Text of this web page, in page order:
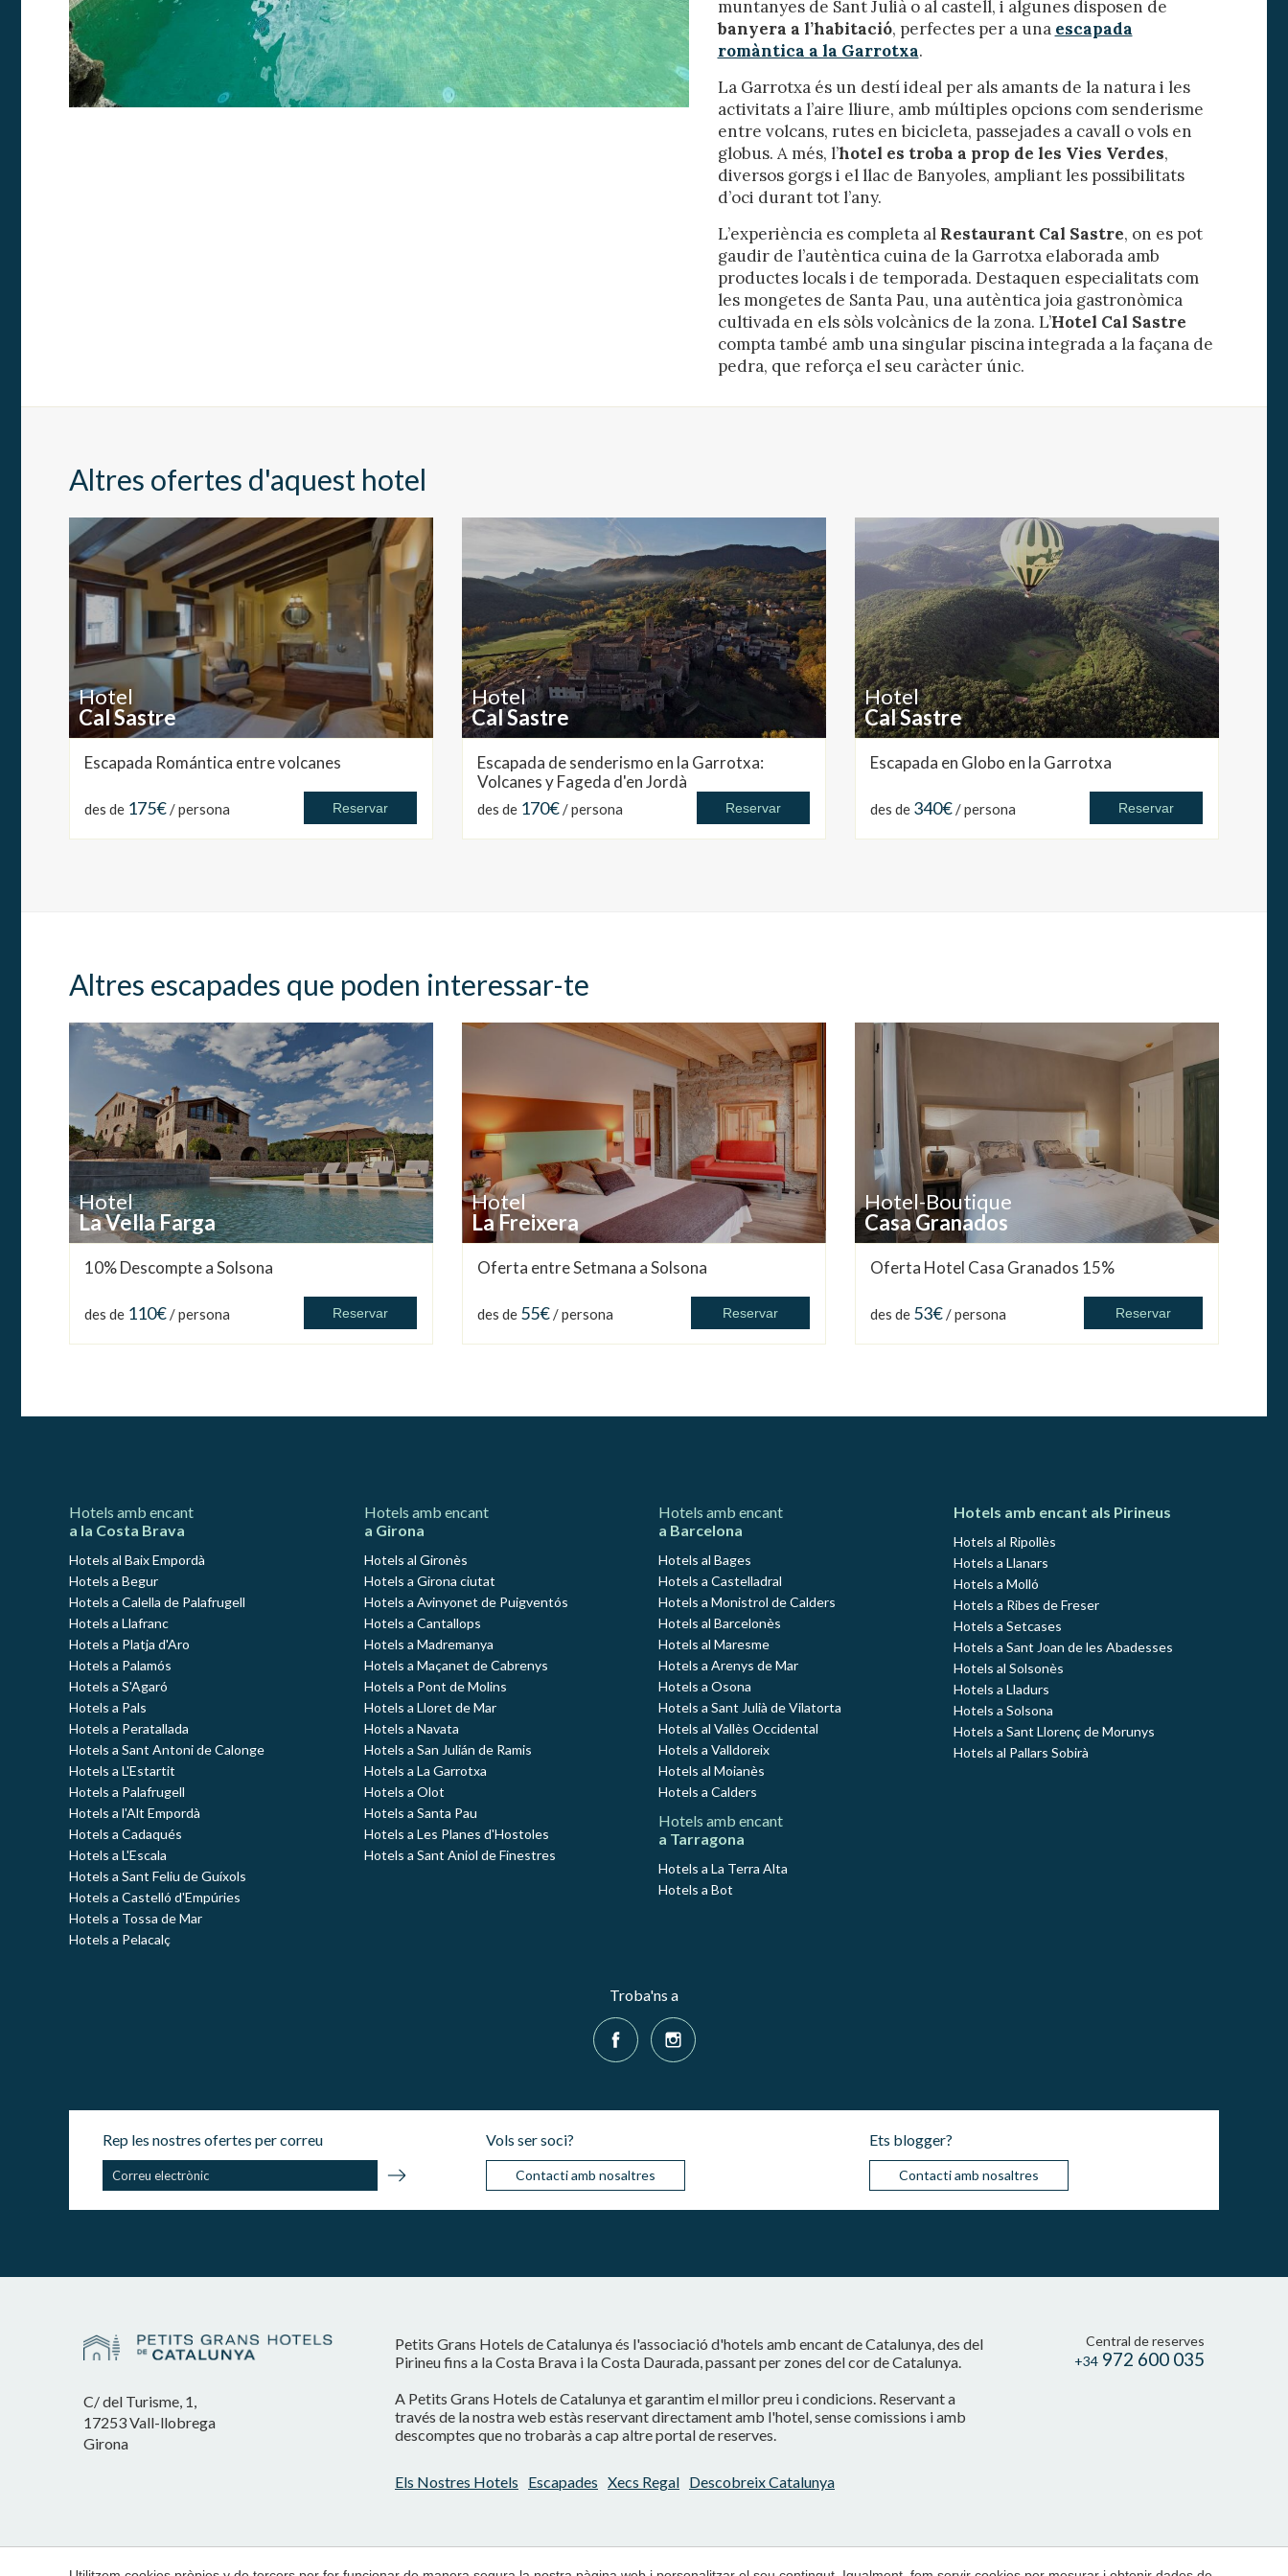
muntanyes de Sant Julià o al castell, i algunes disposen de
banyera a l’habitació, perfectes per a una escapada
romàntica a la Garrotxa.
La Garrotxa és un destí ideal per als amants de la natura i les
activitats a l’aire lliure, amb múltiples opcions com senderisme
entre volcans, rutes en bicicleta, passejades a cavall o vols en
globus. A més, l’hotel es troba a prop de les Vies Verdes,
diversos gorgs i el llac de Banyoles, ampliant les possibilitats
d’oci durant tot l’any.
L’experiència es completa al Restaurant Cal Sastre, on es pot
gaudir de l’autèntica cuina de la Garrotxa elaborada amb
productes locals i de temporada. Destaquen especialitats com
les mongetes de Santa Pau, una autèntica joia gastronòmica
cultivada en els sòls volcànics de la zona. L’Hotel Cal Sastre
compta també amb una singular piscina integrada a la façana de
pedra, que reforça el seu caràcter únic.
Altres ofertes d'aquest hotel
Hotel
Cal Sastre
Escapada Romántica entre volcanes
des de 175€/ persona Reservar
Hotel
Cal Sastre
Escapada de senderismo en la Garrotxa:
Volcanes y Fageda d'en Jordà
des de 170€/ persona Reservar
Hotel
Cal Sastre
Escapada en Globo en la Garrotxa
des de 340€/ persona Reservar
Altres escapades que poden interessar-te
Hotel
La Vella Farga
10% Descompte a Solsona
des de 110€/ persona Reservar
Hotel
La Freixera
Oferta entre Setmana a Solsona
des de 55€/ persona Reservar
Hotel-Boutique
Casa Granados
Oferta Hotel Casa Granados 15%
des de 53€/ persona Reservar
Hotels amb encant
a la Costa Brava
Hotels al Baix Empordà
Hotels a Begur
Hotels a Calella de Palafrugell
Hotels a Llafranc
Hotels a Platja d'Aro
Hotels a Palamós
Hotels a S'Agaró
Hotels a Pals
Hotels a Peratallada
Hotels a Sant Antoni de Calonge
Hotels a L'Estartit
Hotels a Palafrugell
Hotels a l'Alt Empordà
Hotels a Cadaqués
Hotels a L'Escala
Hotels a Sant Feliu de Guíxols
Hotels a Castelló d'Empúries
Hotels a Tossa de Mar
Hotels a Pelacalç
Hotels amb encant
a Girona
Hotels al Gironès
Hotels a Girona ciutat
Hotels a Avinyonet de Puigventós
Hotels a Cantallops
Hotels a Madremanya
Hotels a Maçanet de Cabrenys
Hotels a Pont de Molins
Hotels a Lloret de Mar
Hotels a Navata
Hotels a San Julián de Ramis
Hotels a La Garrotxa
Hotels a Olot
Hotels a Santa Pau
Hotels a Les Planes d'Hostoles
Hotels a Sant Aniol de Finestres
Hotels amb encant
a Barcelona
Hotels al Bages
Hotels a Castelladral
Hotels a Monistrol de Calders
Hotels al Barcelonès
Hotels al Maresme
Hotels a Arenys de Mar
Hotels a Osona
Hotels a Sant Julià de Vilatorta
Hotels al Vallès Occidental
Hotels a Valldoreix
Hotels al Moianès
Hotels a Calders
Hotels amb encant
a Tarragona
Hotels a La Terra Alta
Hotels a Bot
Hotels amb encant als Pirineus
Hotels al Ripollès
Hotels a Llanars
Hotels a Molló
Hotels a Ribes de Freser
Hotels a Setcases
Hotels a Sant Joan de les Abadesses
Hotels al Solsonès
Hotels a Lladurs
Hotels a Solsona
Hotels a Sant Llorenç de Morunys
Hotels al Pallars Sobirà
Troba'ns a
Rep les nostres ofertes per correu Vols ser soci?
Contacti amb nosaltres
Ets blogger?
Contacti amb nosaltres
C/ del Turisme, 1,
17253 Vall-llobrega
Girona
Petits Grans Hotels de Catalunya és l'associació d'hotels amb encant de Catalunya, des del
Pirineu fins a la Costa Brava i la Costa Daurada, passant per zones del cor de Catalunya.
A Petits Grans Hotels de Catalunya et garantim el millor preu i condicions. Reservant a
través de la nostra web estàs reservant directament amb l'hotel, sense comissions i amb
descomptes que no trobaràs a cap altre portal de reserves.
Els Nostres Hotels Escapades Xecs Regal Descobreix Catalunya
Central de reserves
+34 972 600 035
nostres serveis i oferir una millor experiència a través de productes recomanats.
Marketing i publicitat
Aquestes cookies són utilitzades per emmagatzemar informació sobre les
preferències i les eleccions personals de l'usuari a través de l'observació continuada
dels seus hàbits de navegació. Gràcies a elles, podem conèixer els hàbits de
navegació al lloc web i mostrar publicitat relacionada amb el perfil de navegació de
Acceptar totes